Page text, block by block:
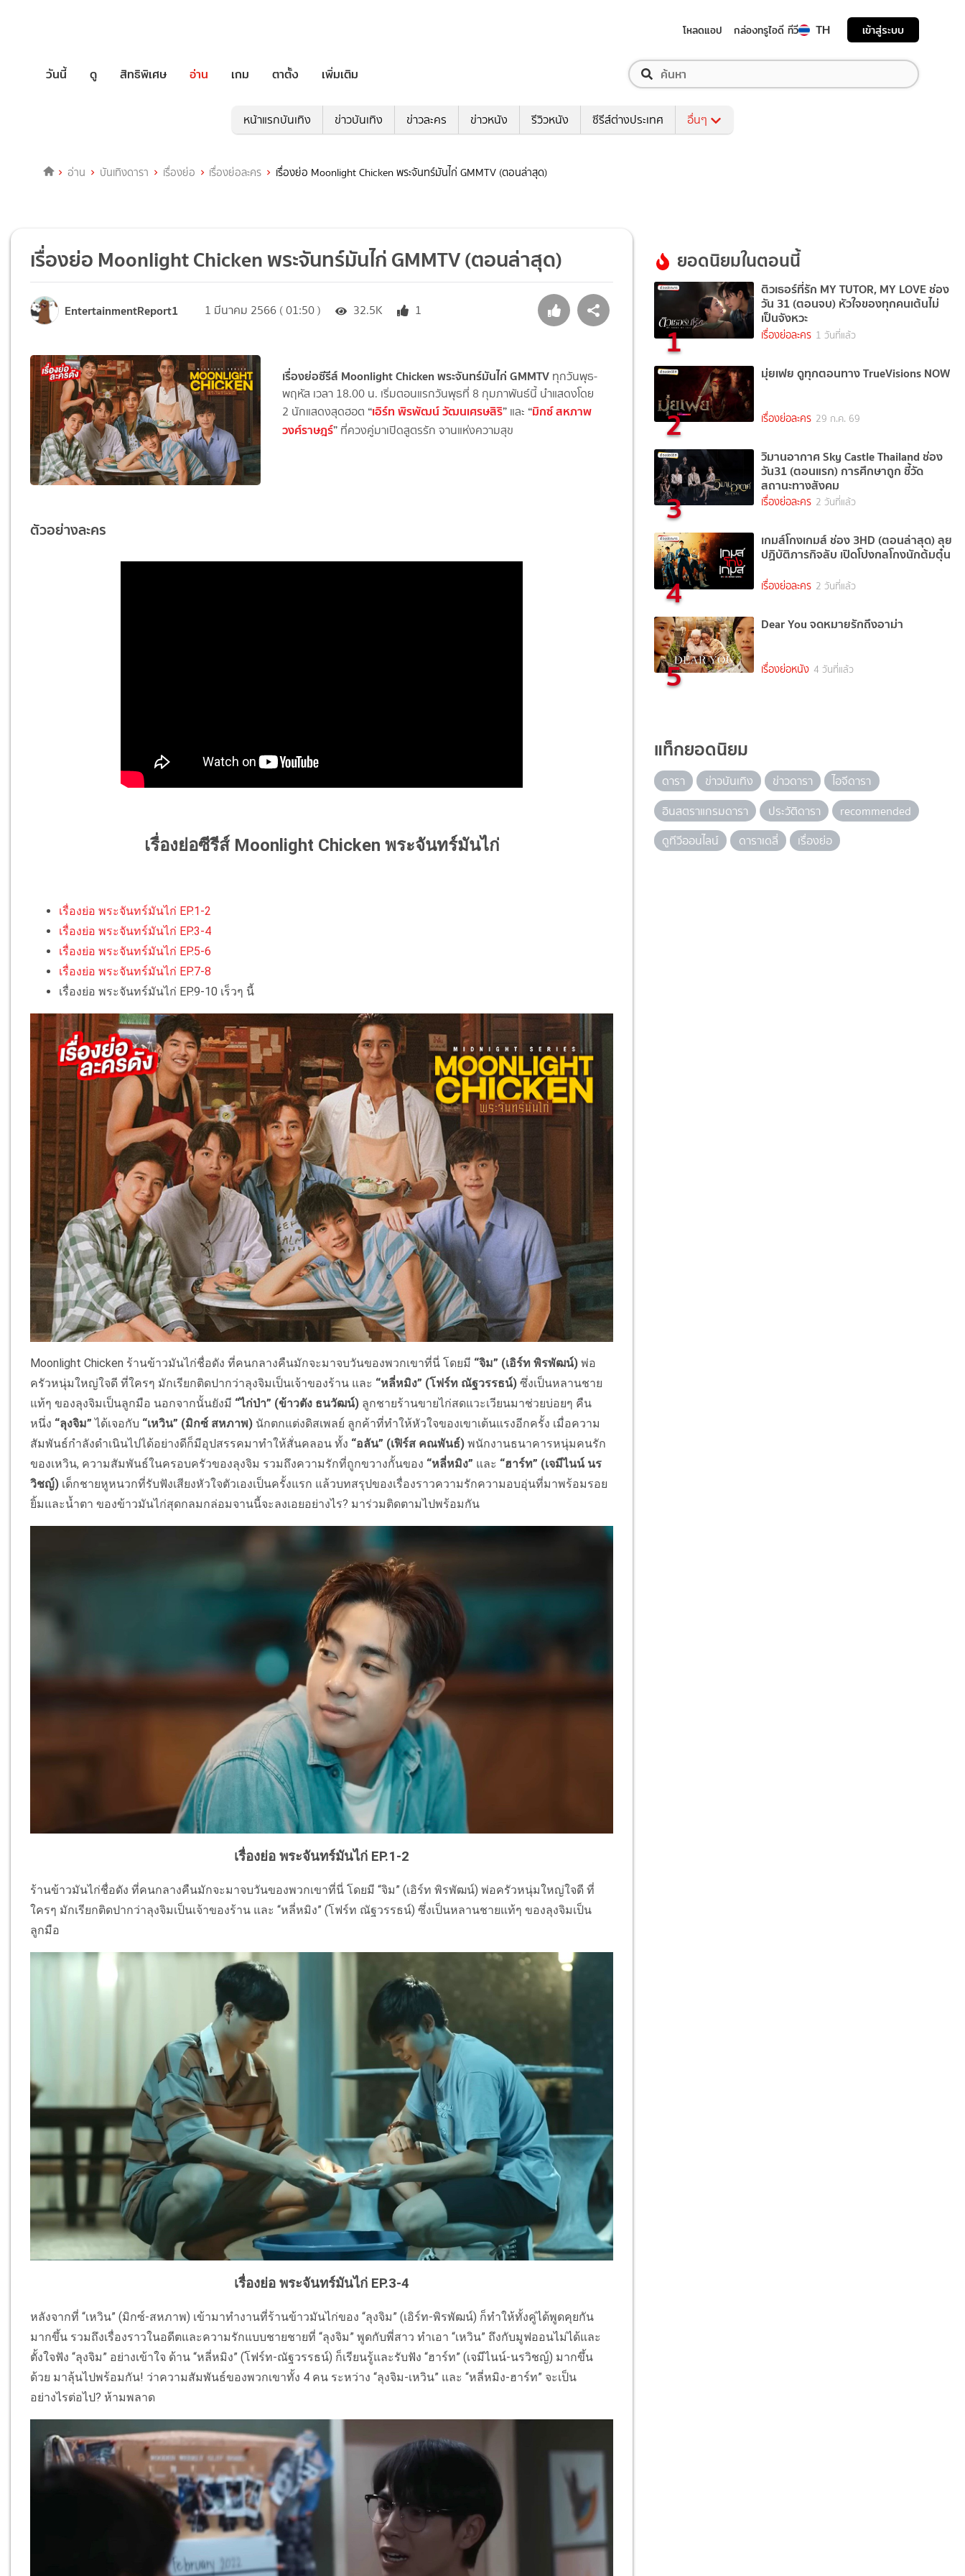
โหลดแอป กล่องทรูไอดี ทีวี TH เข้าสู่ระบบ
วันนี้ ดู สิทธิพิเศษ อ่าน เกม ตาตั้ง เพิ่มเติม
หน้าแรกบันเทิง ข่าวบันเทิง ข่าวละคร ข่าวหนัง รีวิวหนัง ซีรีส์ต่างประเทศ อื่นๆ
อ่าน บันเทิงดารา เรื่องย่อ เรื่องย่อละคร เรื่องย่อ Moonlight Chicken พระจันทร์มันไก่ GMMTV (ตอนล่าสุด)
เรื่องย่อ Moonlight Chicken พระจันทร์มันไก่ GMMTV (ตอนล่าสุด)
EntertainmentReport1 1 มีนาคม 2566 ( 01:50 ) 32.5K 1
เรื่องย่อซีรีส์ Moonlight Chicken พระจันทร์มันไก่ GMMTVทุกวันพุธ-
พฤหัส เวลา 18.00 น. เริ่มตอนแรกวันพุธที่ 8 กุมภาพันธ์นี้ นำแสดงโดย
2 นักแสดงสุดฮอต “เอิร์ท พิรพัฒน์ วัฒนเศรษสิริ” และ “มิกซ์ สหภาพ
วงศ์ราษฎร์” ที่ควงคู่มาเปิดสูตรรัก จานแห่งความสุข
ตัวอย่างละคร
เรื่องย่อซีรีส์ Moonlight Chicken พระจันทร์มันไก่
เรื่องย่อ พระจันทร์มันไก่ EP.1-2
เรื่องย่อ พระจันทร์มันไก่ EP.3-4
เรื่องย่อ พระจันทร์มันไก่ EP.5-6
เรื่องย่อ พระจันทร์มันไก่ EP.7-8
เรื่องย่อ พระจันทร์มันไก่ EP.9-10 เร็วๆ นี้
Moonlight Chicken ร้านข้าวมันไก่ชื่อดัง ที่คนกลางคืนมักจะมาจบวันของพวกเขาที่นี่ โดยมี “จิม” (เอิร์ท พิรพัฒน์) พ่อ
ครัวหนุ่มใหญ่ใจดี ที่ใครๆ มักเรียกติดปากว่าลุงจิมเป็นเจ้าของร้าน และ “หลี่หมิง” (โฟร์ท ณัฐวรรธน์) ซึ่งเป็นหลานชาย
แท้ๆ ของลุงจิมเป็นลูกมือ นอกจากนั้นยังมี “ไก่ป่า” (ข้าวตัง ธนวัฒน์) ลูกชายร้านขายไก่สดแวะเวียนมาช่วยบ่อยๆ คืน
หนึ่ง “ลุงจิม” ได้เจอกับ “เหวิน” (มิกซ์ สหภาพ) นักตกแต่งดิสเพลย์ ลูกค้าที่ทำให้หัวใจของเขาเต้นแรงอีกครั้ง เมื่อความ
สัมพันธ์กำลังดำเนินไปได้อย่างดีก็มีอุปสรรคมาทำให้สั่นคลอน ทั้ง “อลัน” (เฟิร์ส คณพันธ์) พนักงานธนาคารหนุ่มคนรัก
ของเหวิน, ความสัมพันธ์ในครอบครัวของลุงจิม รวมถึงความรักที่ถูกขวางกั้นของ “หลี่หมิง” และ “ฮาร์ท” (เจมีไนน์ นร
วิชญ์) เด็กชายหูหนวกที่รับฟังเสียงหัวใจตัวเองเป็นครั้งแรก แล้วบทสรุปของเรื่องราวความรักความอบอุ่นที่มาพร้อมรอย
ยิ้มและน้ำตา ของข้าวมันไก่สุดกลมกล่อมจานนี้จะลงเอยอย่างไร? มาร่วมติดตามไปพร้อมกัน
เรื่องย่อ พระจันทร์มันไก่ EP.1-2
ร้านข้าวมันไก่ชื่อดัง ที่คนกลางคืนมักจะมาจบวันของพวกเขาที่นี่ โดยมี “จิม” (เอิร์ท พิรพัฒน์) พ่อครัวหนุ่มใหญ่ใจดี ที่
ใครๆ มักเรียกติดปากว่าลุงจิมเป็นเจ้าของร้าน และ “หลี่หมิง” (โฟร์ท ณัฐวรรธน์) ซึ่งเป็นหลานชายแท้ๆ ของลุงจิมเป็น
ลูกมือ
เรื่องย่อ พระจันทร์มันไก่ EP.3-4
หลังจากที่ “เหวิน” (มิกซ์-สหภาพ) เข้ามาทำงานที่ร้านข้าวมันไก่ของ “ลุงจิม” (เอิร์ท-พิรพัฒน์) ก็ทำให้ทั้งคู่ได้พูดคุยกัน
มากขึ้น รวมถึงเรื่องราวในอดีตและความรักแบบชายชายที่ “ลุงจิม” พูดกับพี่สาว ทำเอา “เหวิน” ถึงกับมูฟออนไม่ได้และ
ตั้งใจฟัง “ลุงจิม” อย่างเข้าใจ ด้าน “หลี่หมิง” (โฟร์ท-ณัฐวรรธน์) ก็เรียนรู้และรับฟัง “ฮาร์ท” (เจมีไนน์-นรวิชญ์) มากขึ้น
ด้วย มาลุ้นไปพร้อมกัน! ว่าความสัมพันธ์ของพวกเขาทั้ง 4 คน ระหว่าง “ลุงจิม-เหวิน” และ “หลี่หมิง-ฮาร์ท” จะเป็น
อย่างไรต่อไป? ห้ามพลาด
ยอดนิยมในตอนนี้
1
ติวเธอร์ที่รัก MY TUTOR, MY LOVE ช่อง
วัน 31 (ตอนจบ) หัวใจของทุกคนเต้นไม่
เป็นจังหวะ
เรื่องย่อละคร 1 วันที่แล้ว
2
มุ่ยเฟย ดูทุกตอนทาง TrueVisions NOW
เรื่องย่อละคร 29 ก.ค. 69
3
วิมานอากาศ Sky Castle Thailand ช่อง
วัน31 (ตอนแรก) การศึกษาถูก ชี้วัด
สถานะทางสังคม
เรื่องย่อละคร 2 วันที่แล้ว
4
เกมส์โกงเกมส์ ช่อง 3HD (ตอนล่าสุด) ลุย
ปฏิบัติภารกิจลับ เปิดโปงกลโกงนักต้มตุ๋น
เรื่องย่อละคร 2 วันที่แล้ว
5
Dear You จดหมายรักถึงอาม่า
เรื่องย่อหนัง 4 วันที่แล้ว
แท็กยอดนิยม
ดารา ข่าวบันเทิง ข่าวดารา
ไอจีดารา
อินสตราแกรมดารา
ประวัติดารา
recommended
ดูทีวีออนไลน์
ดาราเดลี่ เรื่องย่อ